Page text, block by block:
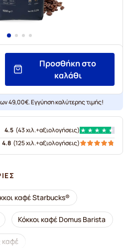
Προσθήκη στο
καλάθι
49,00€. Εγγύηση καλύτερης τιμής!
4.5 (43 χιλ.+αξιολογήσεις)
4.8 (125 χιλ.+αξιολογήσεις)
καφέ Starbucks®
Κόκκοι καφέ Domus Barista
καφέ